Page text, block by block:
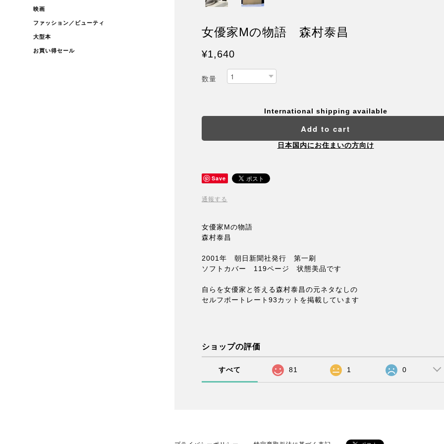
映画
ファッション／ビューティ
大型本
お買い得セール
女優家Mの物語 森村泰昌
¥1,640
数量
International shipping available
Add to cart
日本国内にお住まいの方向け
Save
通報する
女優家Mの物語
森村泰昌
2001年 朝日新聞社発行 第一刷
ソフトカバー 119ページ 状態美品です
自らを女優家と答える森村泰昌の元ネタなしの
セルフポートレート93カットを掲載しています
ショップの評価
すべて 81 1 0